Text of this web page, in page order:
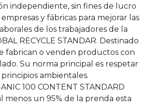
independiente, sin fines de lucro
y fábricas para mejorar las
de los trabajadores de la
RECYCLE STANDAR. Destinado
fabrican o venden productos con
Su norma principal es respetar
principios ambientales.
100 CONTENT STANDARD
menos un 95% de la prenda esta